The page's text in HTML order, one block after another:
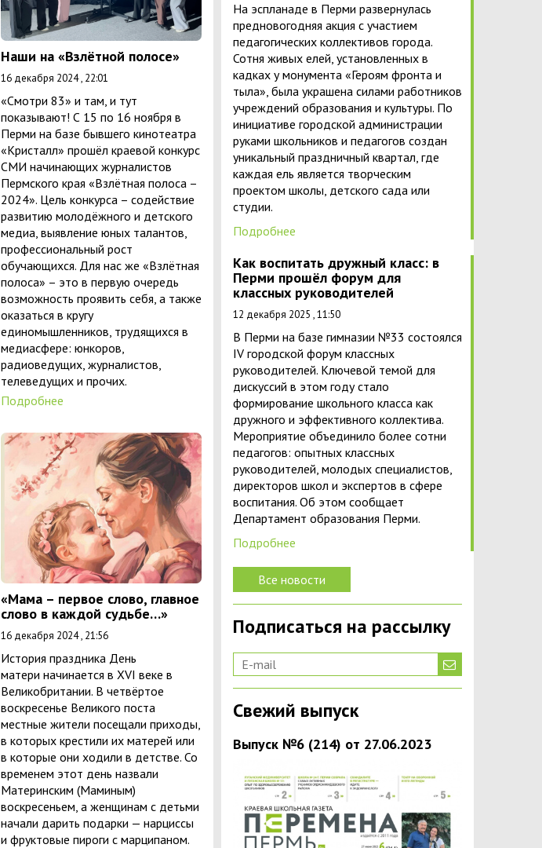
Наши на «Взлётной полосе»
16 декабря 2024 , 22:01
«Смотри 83» и там, и тут
показывают! С 15 по 16 ноября в
Перми на базе бывшего кинотеатра
«Кристалл» прошёл краевой конкурс
СМИ начинающих журналистов
Пермского края «Взлётная полоса –
2024». Цель конкурса – содействие
развитию молодёжного и детского
медиа, выявление юных талантов,
профессиональный рост
обучающихся. Для нас же «Взлётная
полоса» – это в первую очередь
возможность проявить себя, а также
оказаться в кругу
единомышленников, трудящихся в
медиасфере: юнкоров,
радиоведущих, журналистов,
телеведущих и прочих.
Подробнее
«Мама – первое слово, главное
слово в каждой судьбе…»
16 декабря 2024 , 21:56
История праздника День
матери начинается в XVI веке в
Великобритании. В четвёртое
воскресенье Великого поста
местные жители посещали приходы,
в которых крестили их матерей или
в которые они ходили в детстве. Со
временем этот день назвали
Материнским (Маминым)
воскресеньем, а женщинам с детьми
начали дарить подарки — нарциссы
и фруктовые пироги с марципаном.
На эспланаде в Перми развернулась
предновогодняя акция с участием
педагогических коллективов города.
Сотня живых елей, установленных в
кадках у монумента «Героям фронта и
тыла», была украшена силами работников
учреждений образования и культуры. По
инициативе городской администрации
руками школьников и педагогов создан
уникальный праздничный квартал, где
каждая ель является творческим
проектом школы, детского сада или
студии.
Подробнее
Как воспитать дружный класс: в
Перми прошёл форум для
классных руководителей
12 декабря 2025 , 11:50
В Перми на базе гимназии №33 состоялся
IV городской форум классных
руководителей. Ключевой темой для
дискуссий в этом году стало
формирование школьного класса как
дружного и эффективного коллектива.
Мероприятие объединило более сотни
педагогов: опытных классных
руководителей, молодых специалистов,
директоров школ и экспертов в сфере
воспитания. Об этом сообщает
Департамент образования Перми.
Подробнее
Все новости
Подписаться на рассылку
Свежий выпуск
Выпуск №6 (214) от 27.06.2023